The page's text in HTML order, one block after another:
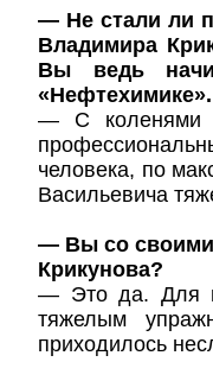
— Не стали ли
Владимира
Вы ведь
«Нефтехимике».
— С коленями
человека, по
Васильевича
— Вы со своими
Крикунова?
— Это да. Для
тяжелым
приходилось